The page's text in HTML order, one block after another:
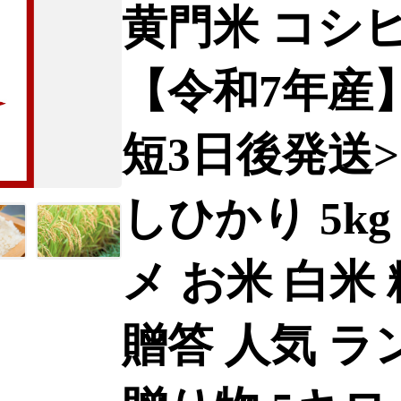
黄門米 コシ
【令和7年
短3日後発送
しひかり
メ お米 白米
贈答 人気 ラ